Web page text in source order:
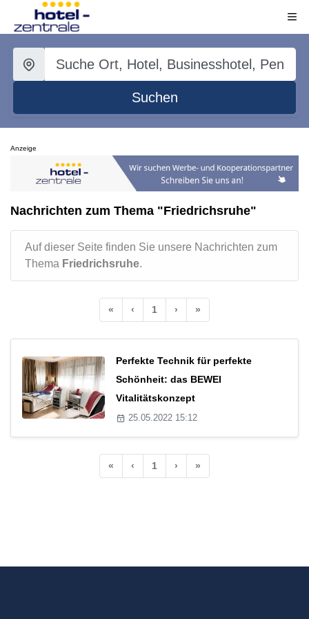
Suchen
Anzeige
Nachrichten zum Thema "Friedrichsruhe"
Auf dieser Seite finden Sie unsere Nachrichten zum
Thema Friedrichsruhe.
« ‹ 1 › »
Perfekte Technik für perfekte
Schönheit: das BEWEI
Vitalitätskonzept
25.05.2022 15:12
« ‹ 1 › »